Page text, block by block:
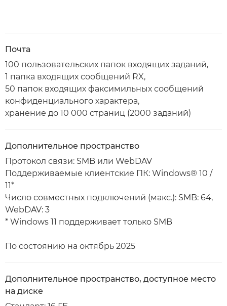
Почта
100 пользовательских папок входящих заданий,
1 папка входящих сообщений RX,
50 папок входящих факсимильных сообщений
конфиденциального характера,
хранение до 10 000 страниц (2000 заданий)
Дополнительное пространство
Протокол связи: SMB или WebDAV
Поддерживаемые клиентские ПК: Windows® 10 /
11*
Число совместных подключений (макс.): SMB: 64,
WebDAV: 3
* Windows 11 поддерживает только SMB
По состоянию на октябрь 2025
Дополнительное пространство, доступное место
на диске